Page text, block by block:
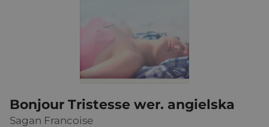
Bonjour Tristesse wer. angielska
Sagan Francoise